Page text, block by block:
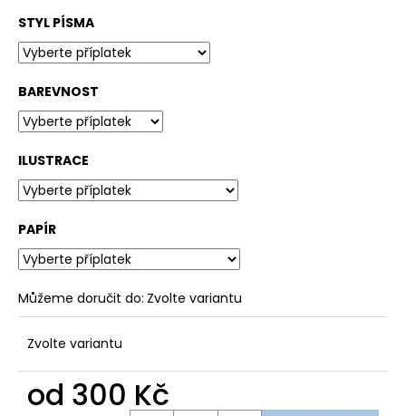
STYL PÍSMA
BAREVNOST
ILUSTRACE
PAPÍR
Můžeme doručit do: Zvolte variantu
Zvolte variantu
od 300 Kč